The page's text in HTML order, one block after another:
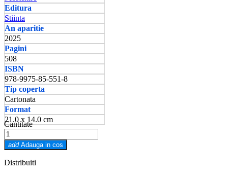
Editura
Stiinta
An aparitie
2025
Pagini
508
ISBN
978-9975-85-551-8
Tip coperta
Cartonata
Format
21.0 x 14.0 cm
Cantitate
add Adauga in cos
Distribuiti